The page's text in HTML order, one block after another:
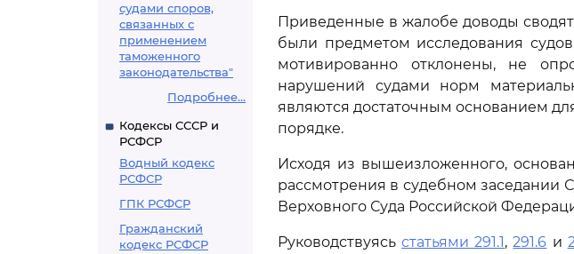
судами споров,
связанных с
применением
таможенного
законодательства"
Подробнее...
Кодексы СССР и
РСФСР
Водный кодекс
РСФСР
ГПК РСФСР
Гражданский
кодекс РСФСР
Приведенные в жалобе доводы
были предметом исследования
мотивированно отклонены, не
нарушений судами норм
являются достаточным основанием
порядке.
Исходя из вышеизложенного,
рассмотрения в судебном заседании
Верховного Суда Российской
Руководствуясьстатьями 291.1,291.6 и